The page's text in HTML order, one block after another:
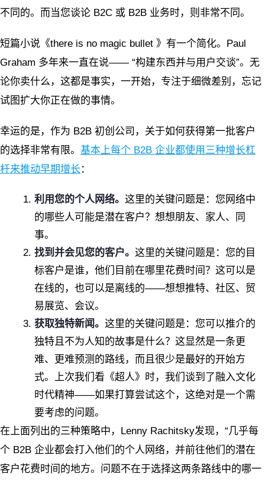
不同的。而当您谈论 B2C 或 B2B 业务时，则非常不同。
短篇小说《there is no magic bullet 》有一个简化。Paul
Graham 多年来一直在说—— “构建东西并与用户交谈”。无
论你卖什么，这都是事实，一开始，专注于细微差别，忘记
试图扩大你正在做的事情。
幸运的是，作为 B2B 初创公司，关于如何获得第一批客户
的选择非常有限。 基本上每个 B2B 企业都使用三种增长杠
杆来推动早期增长 ：
利用您的个人网络。 这里的关键问题是：您网络中
的哪些人可能是潜在客户？想想朋友、家人、同
事。
找到并会见您的客户。 这里的关键问题是：您的目
标客户是谁，他们目前在哪里花费时间？这可以是
在线的，也可以是离线的——想想推特、社区、贸
易展览、会议。
获取独特新闻。 这里的关键问题是：您可以推介的
独特且不为人知的故事是什么？这显然是一条更
难、更难预测的路线，而且很少是最好的开始方
式。上次我们看《超人》时，我们谈到了融入文化
时代精神——如果打算尝试这个，这绝对是一个需
要考虑的问题。
在上面列出的三种策略中，Lenny Rachitsky发现，“几乎每
个 B2B 企业都会打入他们的个人网络，并前往他们的潜在
客户花费时间的地方。问题不在于选择这两条路线中的哪一